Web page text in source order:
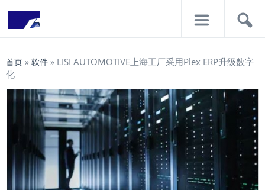
首页 » 软件 » LISI AUTOMOTIVE上海工厂采用Plex ERP升级数字
化